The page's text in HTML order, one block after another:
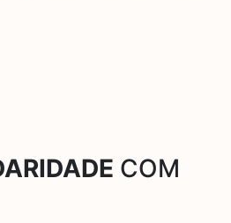
COM